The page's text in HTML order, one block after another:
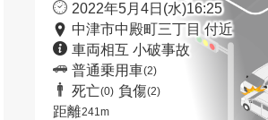
2022年5月4日(水)16:25
中津市中殿町三丁目 付近
車両相互 小破事故
普通乗用車(2)
死亡(0) 負傷(2)
距離241m